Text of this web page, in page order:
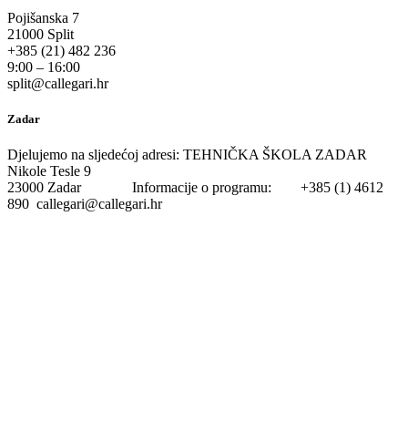
Pojišanska 7
21000 Split
+385 (21) 482 236
9:00 – 16:00
split@callegari.hr
Zadar
Djelujemo na sljedećoj adresi: TEHNIČKA ŠKOLA ZADAR
Nikole Tesle 9
23000 Zadar Informacije o programu: +385 (1) 4612
890 callegari@callegari.hr